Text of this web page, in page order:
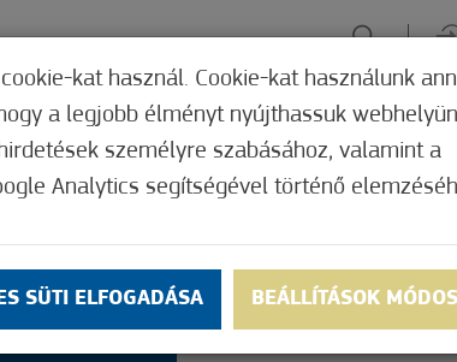
ZÖLD FÓKUSZ GYÓGYHELY MERRE,
2020-ban hatodik
Színház. Ismét
bemutat a Nemzeti
lovardában.
Az elmúlt hónapok
kat használ. Cookie-kat használunk
a legjobb élményt nyújthassuk
személyre szabásához, valamint a
Analytics segítségével történő
SÜTI ELFOGADÁSA BEÁLLÍTÁSOK